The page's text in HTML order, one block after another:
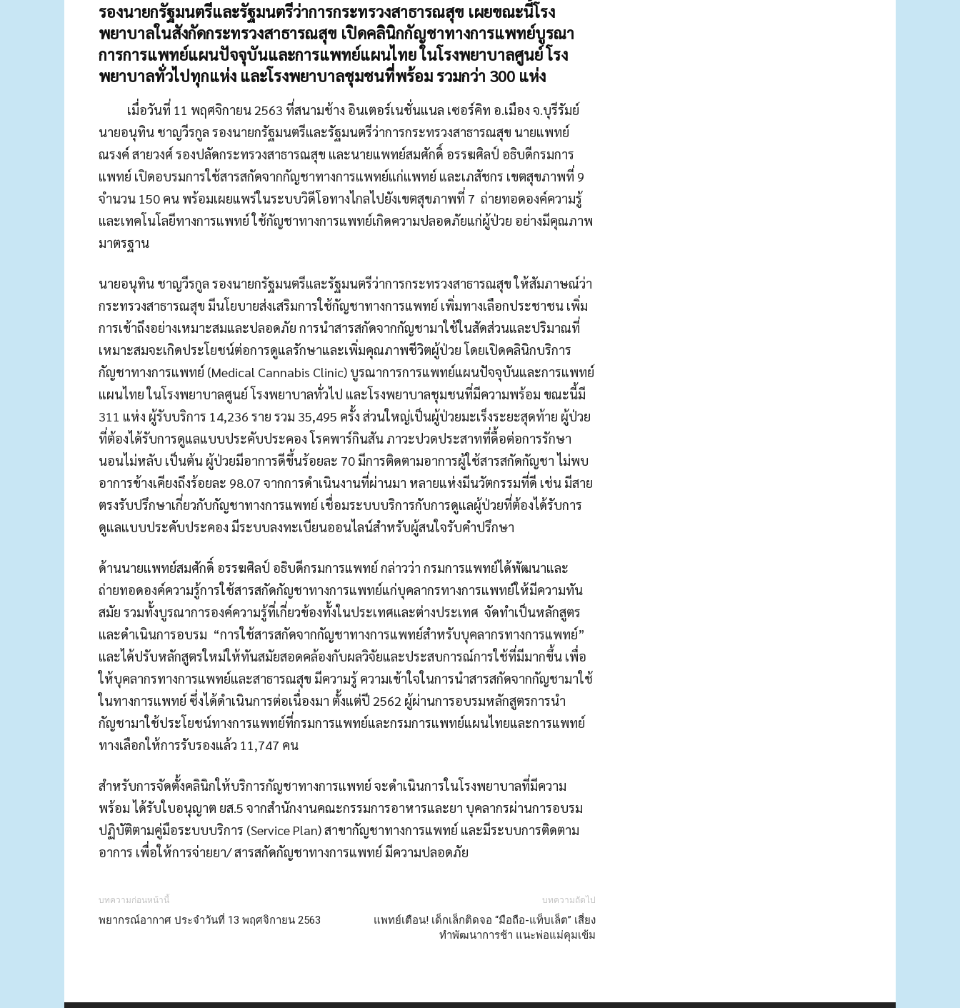
รองนายกรัฐมนตรีและรัฐมนตรีว่าการกระทรวงสาธารณสุข เผยขณะนี้โรง
พยาบาลในสังกัดกระทรวงสาธารณสุข เปิดคลินิกกัญชาทางการแพทย์บูรณา
การการแพทย์แผนปัจจุบันและการแพทย์แผนไทย ในโรงพยาบาลศูนย์ โรง
พยาบาลทั่วไปทุกแห่ง และโรงพยาบาลชุมชนที่พร้อม รวมกว่า 300 แห่ง
เมื่อวันที่ 11 พฤศจิกายน 2563 ที่สนามช้าง อินเตอร์เนชั่นแนล เซอร์คิท อ.เมือง จ.บุรีรัมย์
นายอนุทิน ชาญวีรกูล รองนายกรัฐมนตรีและรัฐมนตรีว่าการกระทรวงสาธารณสุข นายแพทย์
ณรงค์ สายวงศ์ รองปลัดกระทรวงสาธารณสุข และนายแพทย์สมศักดิ์ อรรฆศิลป์ อธิบดีกรมการ
แพทย์ เปิดอบรมการใช้สารสกัดจากกัญชาทางการแพทย์แก่แพทย์ และเภสัชกร เขตสุขภาพที่ 9
จำนวน 150 คน พร้อมเผยแพร่ในระบบวิดีโอทางไกลไปยังเขตสุขภาพที่ 7 ถ่ายทอดองค์ความรู้
และเทคโนโลยีทางการแพทย์ ใช้กัญชาทางการแพทย์เกิดความปลอดภัยแก่ผู้ป่วย อย่างมีคุณภาพ
มาตรฐาน
นายอนุทิน ชาญวีรกูล รองนายกรัฐมนตรีและรัฐมนตรีว่าการกระทรวงสาธารณสุข ให้สัมภาษณ์ว่า
กระทรวงสาธารณสุข มีนโยบายส่งเสริมการใช้กัญชาทางการแพทย์ เพิ่มทางเลือกประชาชน เพิ่ม
การเข้าถึงอย่างเหมาะสมและปลอดภัย การนำสารสกัดจากกัญชามาใช้ในสัดส่วนและปริมาณที่
เหมาะสมจะเกิดประโยชน์ต่อการดูแลรักษาและเพิ่มคุณภาพชีวิตผู้ป่วย โดยเปิดคลินิกบริการ
กัญชาทางการแพทย์ (Medical Cannabis Clinic) บูรณาการการแพทย์แผนปัจจุบันและการแพทย์
แผนไทย ในโรงพยาบาลศูนย์ โรงพยาบาลทั่วไป และโรงพยาบาลชุมชนที่มีความพร้อม ขณะนี้มี
311 แห่ง ผู้รับบริการ 14,236 ราย รวม 35,495 ครั้ง ส่วนใหญ่เป็นผู้ป่วยมะเร็งระยะสุดท้าย ผู้ป่วย
ที่ต้องได้รับการดูแลแบบประคับประคอง โรคพาร์กินสัน ภาวะปวดประสาทที่ดื้อต่อการรักษา
นอนไม่หลับ เป็นต้น ผู้ป่วยมีอาการดีขึ้นร้อยละ 70 มีการติดตามอาการผู้ใช้สารสกัดกัญชา ไม่พบ
อาการข้างเคียงถึงร้อยละ 98.07 จากการดำเนินงานที่ผ่านมา หลายแห่งมีนวัตกรรมที่ดี เช่น มีสาย
ตรงรับปรึกษาเกี่ยวกับกัญชาทางการแพทย์ เชื่อมระบบบริการกับการดูแลผู้ป่วยที่ต้องได้รับการ
ดูแลแบบประคับประคอง มีระบบลงทะเบียนออนไลน์สำหรับผู้สนใจรับคำปรึกษา
ด้านนายแพทย์สมศักดิ์ อรรฆศิลป์ อธิบดีกรมการแพทย์ กล่าวว่า กรมการแพทย์ได้พัฒนาและ
ถ่ายทอดองค์ความรู้การใช้สารสกัดกัญชาทางการแพทย์แก่บุคลากรทางการแพทย์ให้มีความทัน
สมัย รวมทั้งบูรณาการองค์ความรู้ที่เกี่ยวข้องทั้งในประเทศและต่างประเทศ จัดทำเป็นหลักสูตร
และดำเนินการอบรม “การใช้สารสกัดจากกัญชาทางการแพทย์สำหรับบุคลากรทางการแพทย์”
และได้ปรับหลักสูตรใหม่ให้ทันสมัยสอดคล้องกับผลวิจัยและประสบการณ์การใช้ที่มีมากขึ้น เพื่อ
ให้บุคลากรทางการแพทย์และสาธารณสุข มีความรู้ ความเข้าใจในการนำสารสกัดจากกัญชามาใช้
ในทางการแพทย์ ซึ่งได้ดำเนินการต่อเนื่องมา ตั้งแต่ปี 2562 ผู้ผ่านการอบรมหลักสูตรการนำ
กัญชามาใช้ประโยชน์ทางการแพทย์ที่กรมการแพทย์และกรมการแพทย์แผนไทยและการแพทย์
ทางเลือกให้การรับรองแล้ว 11,747 คน
สำหรับการจัดตั้งคลินิกให้บริการกัญชาทางการแพทย์ จะดำเนินการในโรงพยาบาลที่มีความ
พร้อม ได้รับใบอนุญาต ยส.5 จากสำนักงานคณะกรรมการอาหารและยา บุคลากรผ่านการอบรม
ปฏิบัติตามคู่มือระบบบริการ (Service Plan) สาขากัญชาทางการแพทย์ และมีระบบการติดตาม
อาการ เพื่อให้การจ่ายยา/ สารสกัดกัญชาทางการแพทย์ มีความปลอดภัย
บทความก่อนหน้านี้
พยากรณ์อากาศ ประจำวันที่ 13 พฤศจิกายน 2563
บทความถัดไป
แพทย์เตือน! เด็กเล็กติดจอ “มือถือ-แท็บเล็ต” เสี่ยง
ทำพัฒนาการช้า แนะพ่อแม่คุมเข้ม